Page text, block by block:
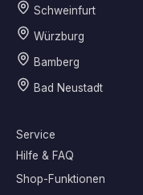
Schweinfurt
Würzburg
Bamberg
Bad Neustadt
Service
Hilfe & FAQ
Shop-Funktionen